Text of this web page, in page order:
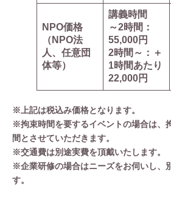
NPO価格
（NPO法
人、任意団
体等）
講義時間
～2時間：
55,000円
2時間～：＋
1時間あたり
22,000円
※上記は税込み価格となります。
※拘束時間を要するイベントの場合は、
間とさせていただきます。
※交通費は別途実費を頂戴いたします。
※企業研修の場合はニーズをお伺いし、
す。